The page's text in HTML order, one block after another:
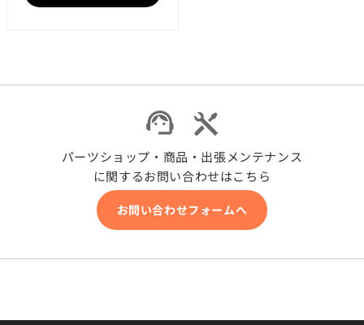
パーツショップ・商品・出張メンテナンス
に関するお問い合わせはこちら
お問い合わせフォームへ